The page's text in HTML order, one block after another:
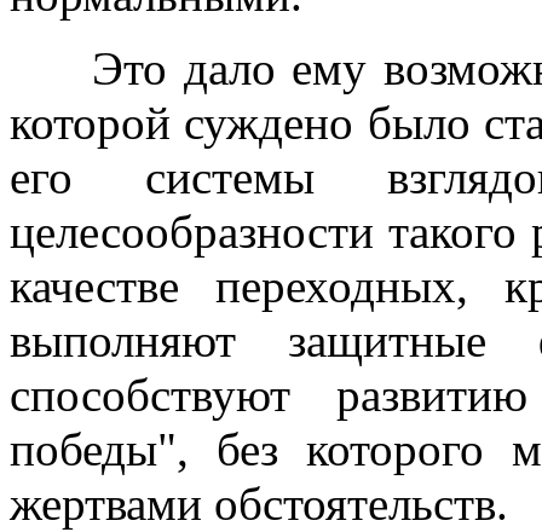
Это дало ему
которой суждено было
его системы
целесообразности
качестве переходных,
выполняют
способствуют
победы", без которого
жертвами обстоятельств.